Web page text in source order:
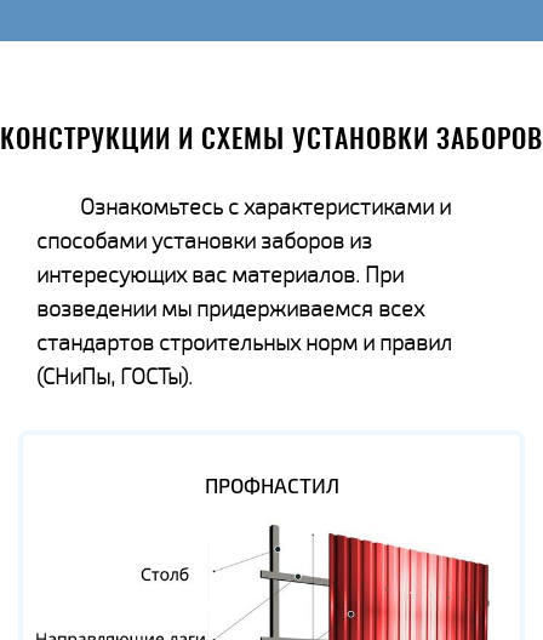
КОНСТРУКЦИИ И СХЕМЫ УСТАНОВКИ ЗАБОРОВ
Ознакомьтесь с характеристиками и
способами установки заборов из
интересующих вас материалов. При
возведении мы придерживаемся всех
стандартов строительных норм и правил
(СНиПы, ГОСТы).
ПРОФНАСТИЛ